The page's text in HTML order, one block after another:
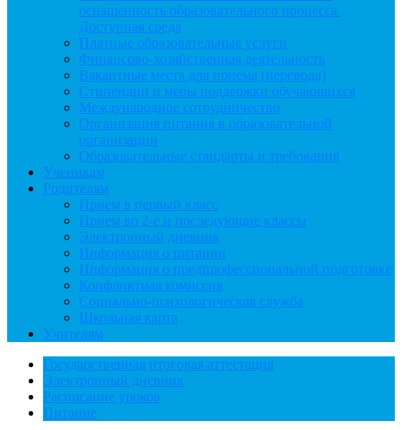
оснащенность образовательного процесса.
Доступная среда
Платные образовательные услуги
Финансово-хозяйственная деятельность
Вакантные места для приема (перевода)
Стипендии и меры поддержки обучающихся
Международное сотрудничество
Организация питания в образовательной
организации
Образовательные стандарты и требования
Ученикам
Родителям
Прием в первый класс
Прием во 2-е и последующие классы
Электронный дневник
Информация о питании
Информация о предпрофессиональной подготовке
Конфликтная комиссия
Социально-психологическая служба
Школьная карта
Учителям
Государственная итоговая аттестация
Электронный дневник
Расписание уроков
Питание